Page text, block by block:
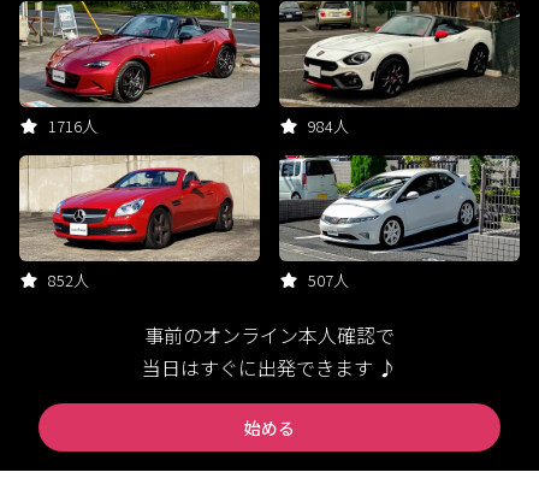
1716人 984人
852人 507人
事前のオンライン本人確認で
当日はすぐに出発できます ♪
始める